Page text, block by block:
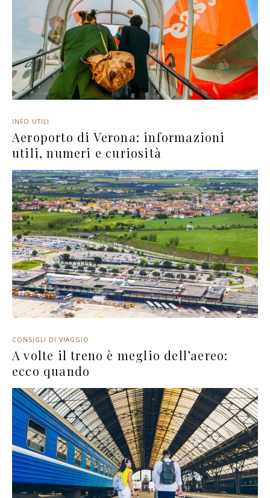
INFO UTILI
Aeroporto di Verona: informazioni
utili, numeri e curiosità
CONSIGLI DI VIAGGIO
A volte il treno è meglio dell’aereo:
ecco quando